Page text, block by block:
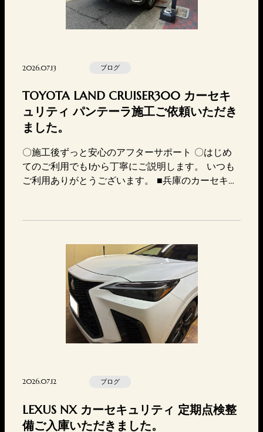
2026.07.13 ブログ
TOYOTA LAND CRUISER300 カーセキ
ュリティ パンテーラ施工ご依頼いただき
ました。
〇施工後ずっと安心のアフターサポート 〇はじめ
てのご利用でも1から丁寧にご説明します。 いつも
ご利用ありがとうございます。 ■兵庫のカーセキュ
6兵庫県神戸市灘区岩屋北町2丁目4-7営業時間 10:
2026.07.12 ブログ
LEXUS NX カーセキュリティ 定期点検整
備ご入庫いただきました。